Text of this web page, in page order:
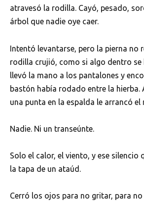
atravesó la rodilla. Cayó, pesado,
árbol que nadie oye caer.
Intentó levantarse, pero la pierna no
rodilla crujió, como si algo dentro se
llevó la mano a los pantalones y
bastón había rodado entre la hierba.
una punta en la espalda le arrancó
Nadie. Ni un transeúnte.
Solo el calor, el viento, y ese silencio
la tapa de un ataúd.
Cerró los ojos para no gritar, para no